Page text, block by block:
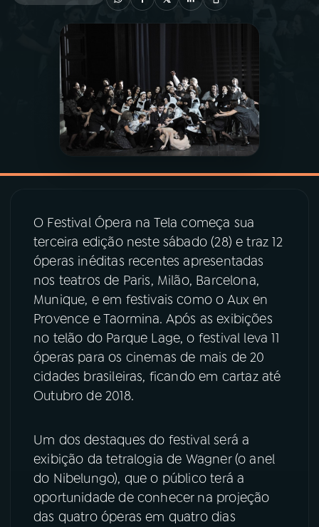
PROGRAMAÇÃO
PROGRAMAS
PODCASTS
07ÚLTIMAS
PRÊMIO RÁDIO MEC
ACOMPANHE A RÁDIO MEC
YouTube Facebook
TikTok
O Festival Ópera na Tela começa sua
terceira edição neste sábado (28) e traz 12
óperas inéditas recentes apresentadas
nos teatros de Paris, Milão, Barcelona,
Munique, e em festivais como o Aux en
Provence e Taormina. Após as exibições
no telão do Parque Lage, o festival leva 11
óperas para os cinemas de mais de 20
cidades brasileiras, ficando em cartaz até
Outubro de 2018.
Um dos destaques do festival será a
exibição da tetralogia de Wagner (o anel
do Nibelungo), que o público terá a
oportunidade de conhecer na projeção
das quatro óperas em quatro dias